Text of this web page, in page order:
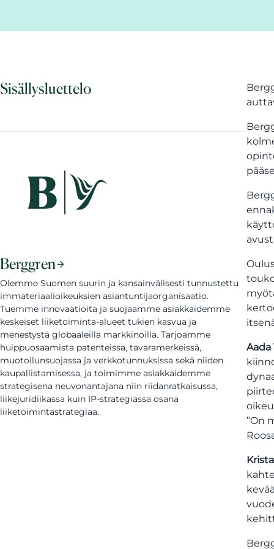
Sisällysluettelo
Berggren
Olemme Suomen suurin ja kansainvälisesti tunnustettu
immateriaalioikeuksien asiantuntijaorganisaatio.
Tuemme innovaatioita ja suojaamme asiakkaidemme
keskeiset liiketoiminta-alueet tukien kasvua ja
menestystä globaaleilla markkinoilla. Tarjoamme
huippuosaamista patenteissa, tavaramerkeissä,
muotoilunsuojassa ja verkkotunnuksissa sekä niiden
kaupallistamisessa, ja toimimme asiakkaidemme
strategisena neuvonantajana niin riidanratkaisussa,
liikejuridiikassa kuin IP-strategiassa osana
liiketoimintastrategiaa.
Aada
”On